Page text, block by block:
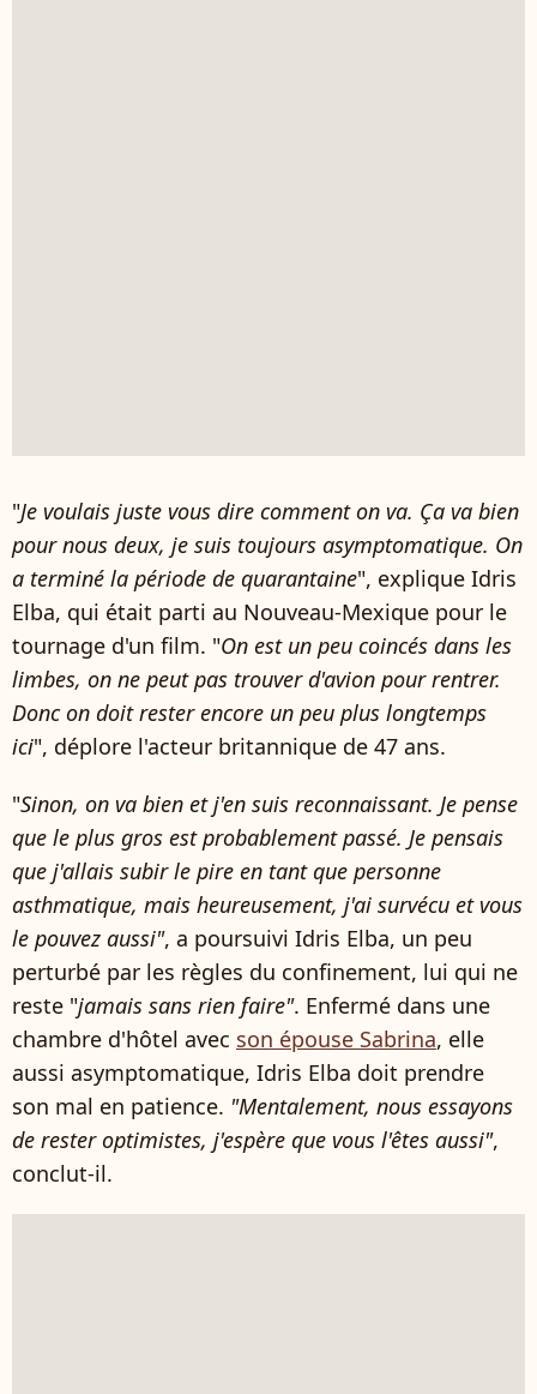
"Je voulais juste vous dire comment on va. Ça va bien
pour nous deux, je suis toujours asymptomatique. On
a terminé la période de quarantaine", explique Idris
Elba, qui était parti au Nouveau-Mexique pour le
tournage d'un film. "On est un peu coincés dans les
limbes, on ne peut pas trouver d'avion pour rentrer.
Donc on doit rester encore un peu plus longtemps
ici", déplore l'acteur britannique de 47 ans.
"Sinon, on va bien et j'en suis reconnaissant. Je pense
que le plus gros est probablement passé. Je pensais
que j'allais subir le pire en tant que personne
asthmatique, mais heureusement, j'ai survécu et vous
le pouvez aussi", a poursuivi Idris Elba, un peu
perturbé par les règles du confinement, lui qui ne
reste "jamais sans rien faire". Enfermé dans une
chambre d'hôtel avec son épouse Sabrina, elle
aussi asymptomatique, Idris Elba doit prendre
son mal en patience. "Mentalement, nous essayons
de rester optimistes, j'espère que vous l'êtes aussi",
conclut-il.